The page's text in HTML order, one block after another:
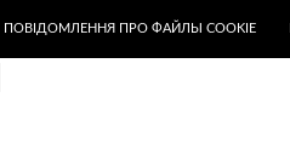
ПОВІДОМЛЕННЯ ПРО ФАЙЛЫ COOKIE